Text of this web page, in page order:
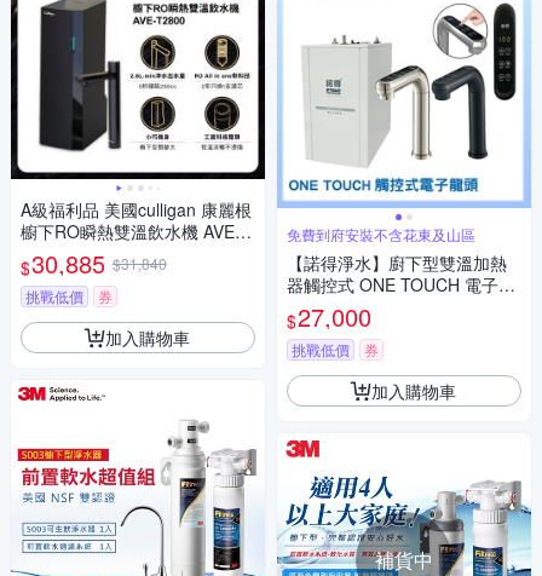
A級福利品 美國culligan 康麗根
櫥下RO瞬熱雙溫飲水機 AVE-T
2800
$30,885 $31,840
挑戰低價
券
加入購物車
免費到府安裝不含花東及山區
【諾得淨水】廚下型雙溫加熱
器觸控式 ONE TOUCH 電子龍
頭(NEX-780BN)
$27,000
挑戰低價 券
加入購物車
補貨中